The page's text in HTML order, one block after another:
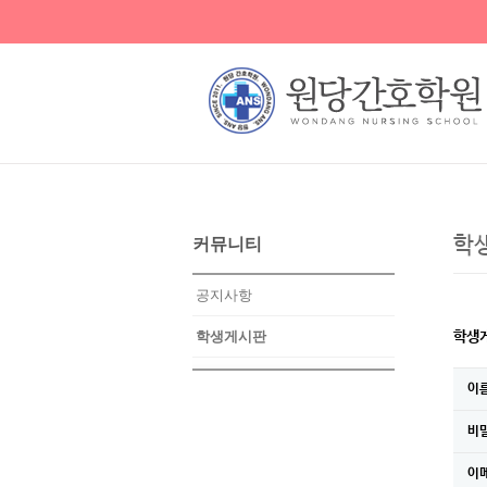
커뮤니티
공지사항
학생게시판
학
학생
이
비
이